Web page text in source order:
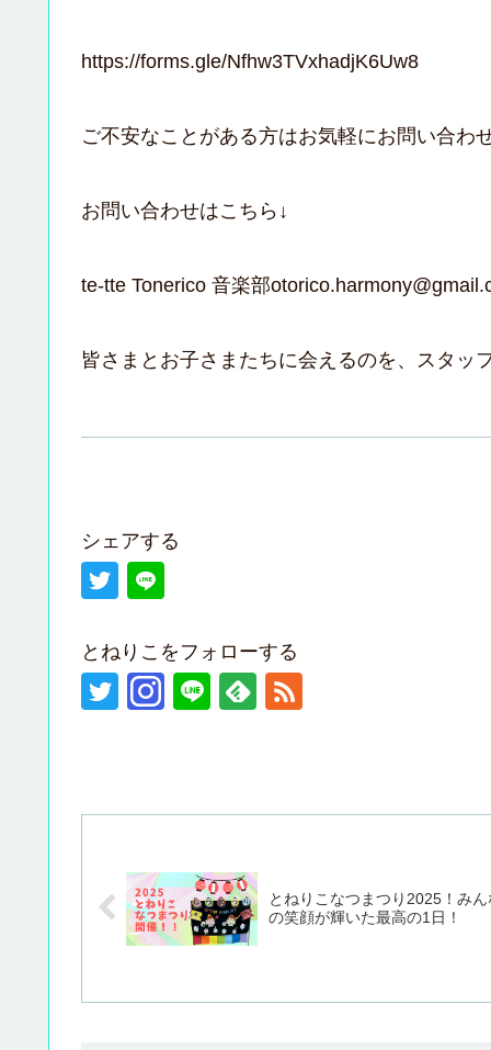
https://forms.gle/Nfhw3TVxhadjK6Uw8
ご不安なことがある方はお気軽にお問い合わ
お問い合わせはこちら↓
te-tte Tonerico 音楽部
皆さまとお子さまたちに会えるのを、スタッ
シェアする
とねりこをフォローする
とねりこなつまつり2025！みん
の笑顔が輝いた最高の1日！